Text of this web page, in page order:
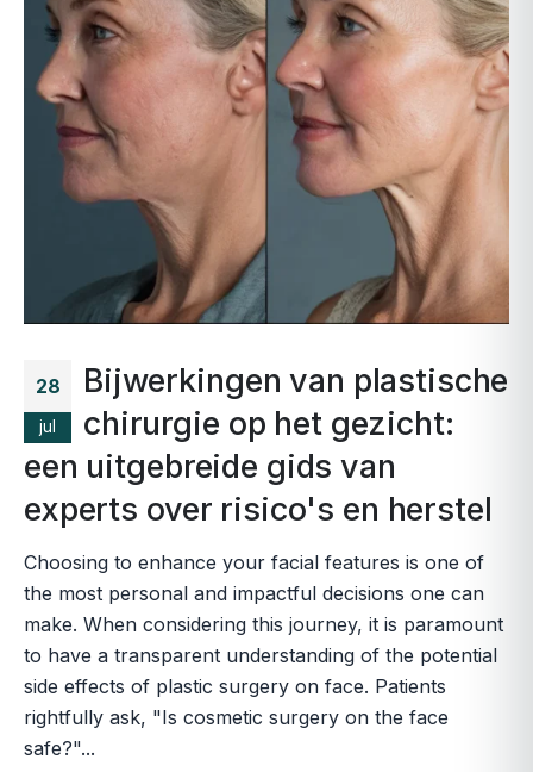
28
jul
Bijwerkingen van plastische
chirurgie op het gezicht:
een uitgebreide gids van
experts over risico's en herstel
Choosing to enhance your facial features is one of
the most personal and impactful decisions one can
make. When considering this journey, it is paramount
to have a transparent understanding of the potential
side effects of plastic surgery on face. Patients
rightfully ask, "Is cosmetic surgery on the face
safe?"...